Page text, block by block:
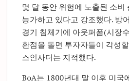
몇 달 동안 위험에 노출된 소비
능가하고 있다고 강조했다. 방
경기 침체기에 아웃퍼폼(시장
환점을 돌면 투자자들이 각성
스인사더는 지적했다.
BoA는 1800년대 말 이후 미국